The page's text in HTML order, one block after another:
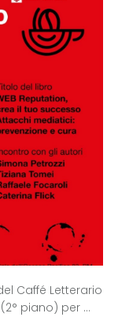
Caffé Letterario
piano) per ...